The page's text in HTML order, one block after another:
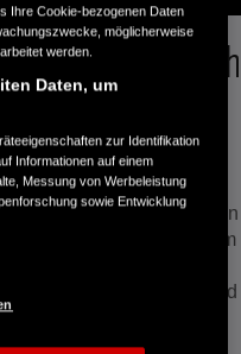
einfach
von Honda ist ein
Fahrbedingungen von
wird. Das System
– Elektro-, Hybrid- und
sich so nahtlos an
anpassen kann.
Ihre Cookie-bezogenen Daten
möglicherweise
werden.
Daten, um
zur Identifikation
Informationen auf einem
Messung von Werbeleistung
sowie Entwicklung